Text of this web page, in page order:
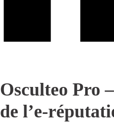
Osculteo Pro
de l’e-